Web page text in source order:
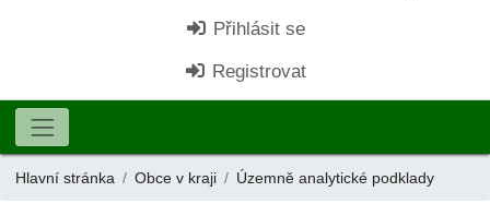
Přihlásit se
Registrovat
Hlavní stránka Obce v kraji Územně analytické podklady